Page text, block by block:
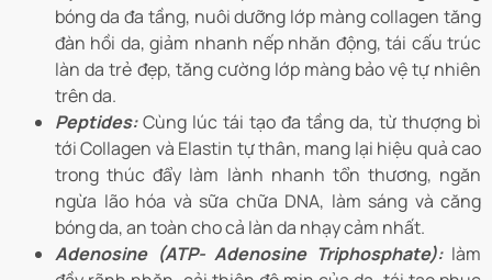
bóng da đa tầng, nuôi dưỡng lớp màng collagen tăng
đàn hồi da, giảm nhanh nếp nhăn động, tái cấu trúc
làn da trẻ đẹp, tăng cường lớp màng bảo vệ tự nhiên
trên da.
Peptides:Cùng lúc tái tạo đa tầng da, từ thượng bì
tới Collagen và Elastin tự thân, mang lại hiệu quả cao
trong thúc đẩy làm lành nhanh tổn thương, ngăn
ngừa lão hóa và sữa chữa DNA, làm sáng và căng
bóng da, an toàn cho cả làn da nhạy cảm nhất.
Adenosine (ATP- Adenosine Triphosphate):làm